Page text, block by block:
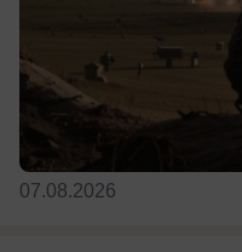
07.08.2026